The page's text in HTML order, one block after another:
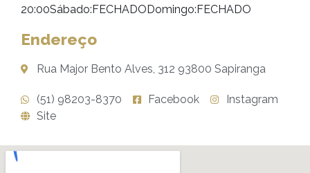
20:00Sábado:FECHADODomingo:FECHADO
Endereço
Rua Major Bento Alves, 312 93800 Sapiranga
(51) 98203-8370 Facebook
Instagram
Site